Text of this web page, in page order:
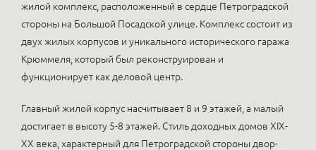
жилой комплекс, расположенный в сердце Петроградской
стороны на Большой Посадской улице. Комплекс состоит из
двух жилых корпусов и уникального исторического гаража
Крюммеля, который был реконструирован и
функционирует как деловой центр.
Главный жилой корпус насчитывает 8 и 9 этажей, а малый
достигает в высоту 5-8 этажей. Стиль доходных домов XIX-
XX века, характерный для Петроградской стороны двор-